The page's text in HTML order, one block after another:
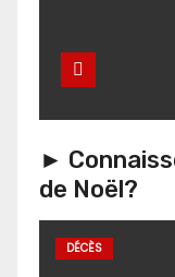
►
de Noël?
DÉCÈS